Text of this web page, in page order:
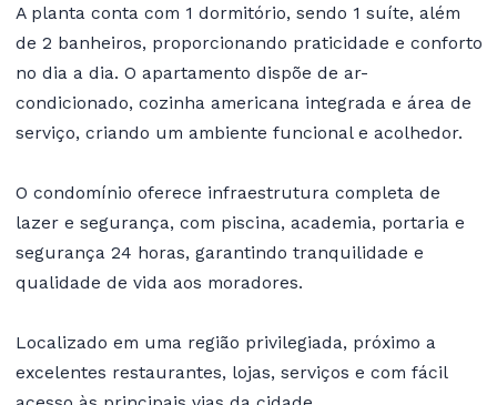
A planta conta com 1 dormitório, sendo 1 suíte, além
de 2 banheiros, proporcionando praticidade e conforto
no dia a dia. O apartamento dispõe de ar-
condicionado, cozinha americana integrada e área de
serviço, criando um ambiente funcional e acolhedor.
O condomínio oferece infraestrutura completa de
lazer e segurança, com piscina, academia, portaria e
segurança 24 horas, garantindo tranquilidade e
qualidade de vida aos moradores.
Localizado em uma região privilegiada, próximo a
excelentes restaurantes, lojas, serviços e com fácil